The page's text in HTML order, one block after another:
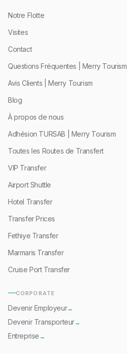
Notre Flotte
Visites
Contact
Questions Fréquentes | Merry Tourism
Avis Clients | Merry Tourism
Blog
À propos de nous
Adhésion TURSAB | Merry Tourism
Toutes les Routes de Transfert
VIP Transfer
Airport Shuttle
Hotel Transfer
Transfer Prices
Fethiye Transfer
Marmaris Transfer
Cruise Port Transfer
CORPORATE
Devenir Employeur→
Devenir Transporteur→
Entreprise →